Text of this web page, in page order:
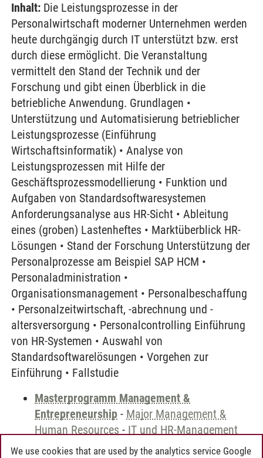
Inhalt: Die Leistungsprozesse in der
Personalwirtschaft moderner Unternehmen werden
heute durchgängig durch IT unterstützt bzw. erst
durch diese ermöglicht. Die Veranstaltung
vermittelt den Stand der Technik und der
Forschung und gibt einen Überblick in die
betriebliche Anwendung. Grundlagen •
Unterstützung und Automatisierung betrieblicher
Leistungsprozesse (Einführung
Wirtschaftsinformatik) • Analyse von
Leistungsprozessen mit Hilfe der
Geschäftsprozessmodellierung • Funktion und
Aufgaben von Standardsoftwaresystemen
Anforderungsanalyse aus HR-Sicht • Ableitung
eines (groben) Lastenheftes • Marktüberblick HR-
Lösungen • Stand der Forschung Unterstützung der
Personalprozesse am Beispiel SAP HCM •
Personaladministration •
Organisationsmanagement • Personalbeschaffung
• Personalzeitwirtschaft, -abrechnung und -
altersversorgung • Personalcontrolling Einführung
von HR-Systemen • Auswahl von
Standardsoftwarelösungen • Vorgehen zur
Einführung • Fallstudie
Masterprogramm Management &
Entrepreneurship - Major Management &
Human Resources - IT und HR-Management
We use cookies that are used by the analytics service Google